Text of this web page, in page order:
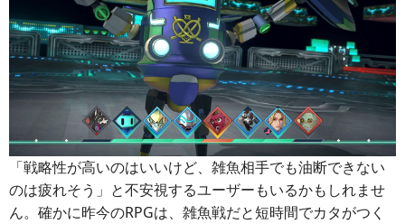
「戦略性が高いのはいいけど、雑魚相手でも油断できない
のは疲れそう」と不安視するユーザーもいるかもしれませ
ん。確かに昨今のRPGは、雑魚戦だと短時間でカタがつく